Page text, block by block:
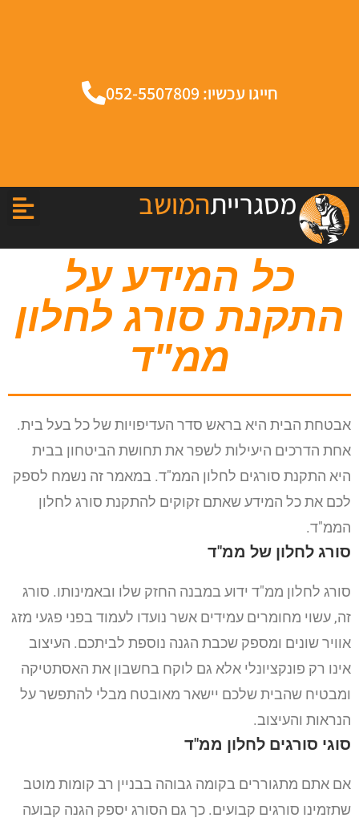
חייגו עכשיו: 052-5507809
מסגרייתהמושב
כל המידע על
התקנת סורג לחלון
ממ"ד
אבטחת הבית היא בראש סדר העדיפויות של כל בעל בית.
אחת הדרכים היעילות לשפר את תחושת הביטחון בבית
היא התקנת סורגים לחלון הממ"ד. במאמר זה נשמח לספק
לכם את כל המידע שאתם זקוקים להתקנת סורג לחלון
הממ"ד.
סורג לחלון של ממ"ד
סורג לחלון ממ"ד ידוע במבנה החזק שלו ובאמינותו. סורג
זה, עשוי מחומרים עמידים אשר נועדו לעמוד בפני פגעי מזג
אוויר שונים ומספק שכבת הגנה נוספת לביתכם. העיצוב
אינו רק פונקציונלי אלא גם לוקח בחשבון את האסתטיקה
ומבטיח שהבית שלכם יישאר מאובטח מבלי להתפשר על
הנראות והעיצוב.
סוגי סורגים לחלון ממ"ד
אם אתם מתגוררים בקומה גבוהה בבניין רב קומות מוטב
שתזמינו סורגים קבועים. כך גם הסורג יספק הגנה קבועה